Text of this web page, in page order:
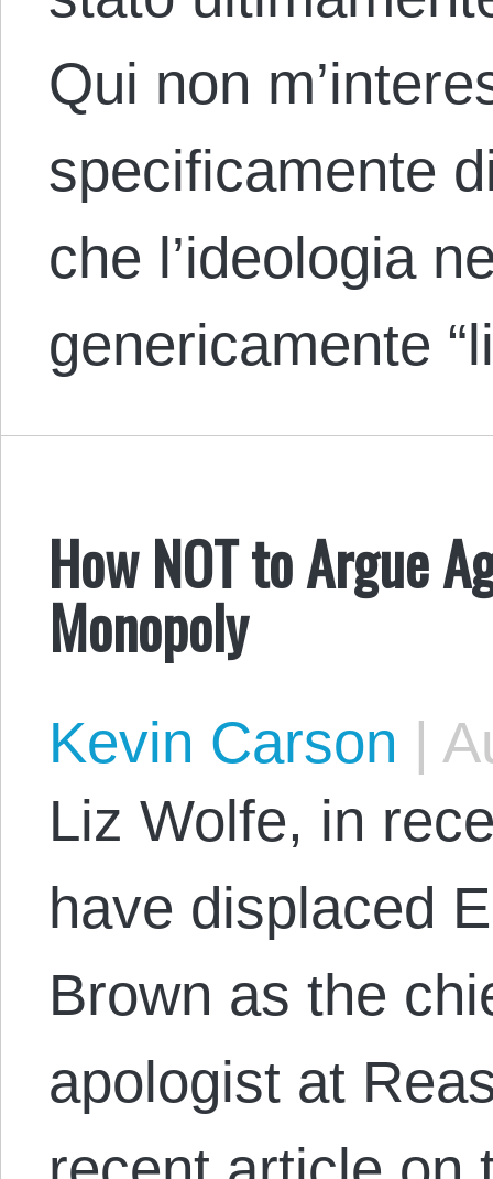
Qui non
specificamente
che l’ideologia
genericamente
How NOT to Argue
Monopoly
Kevin Carson |
Liz Wolfe, in
have displaced
Brown as the
apologist at